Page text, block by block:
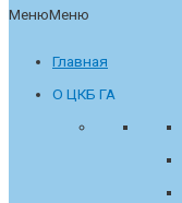
МенюМеню
Главная
О ЦКБ ГА